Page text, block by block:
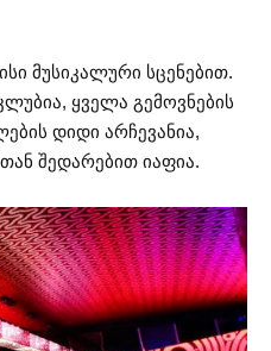
მუსიკალური სცენებით.
ყველა გემოვნების
დიდი არჩევანია,
შედარებით იაფია.